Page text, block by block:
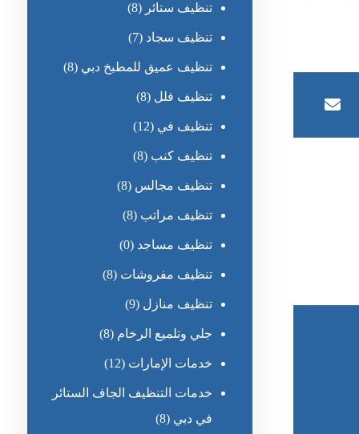
تنظيف ستائر (8)
تنظيف سجاد (7)
تنظيف عميق للمطبخ دبي (8)
تنظيف فلل (8)
تنظيف في (12)
تنظيف كنب (8)
تنظيف مجالس (8)
تنظيف مراتب (8)
تنظيف مساجد (0)
تنظيف مفروشات (8)
تنظيف منازل (9)
جلي وتلميع الرخام (8)
خدمات الإمارات (12)
خدمات التنظيف الجاف الستائر
في دبي (8)